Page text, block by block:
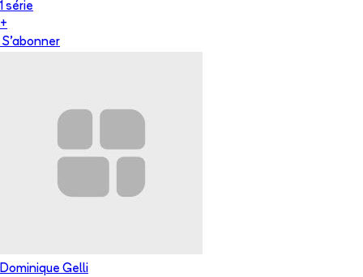
1 série
+
S'abonner
Dominique Gelli